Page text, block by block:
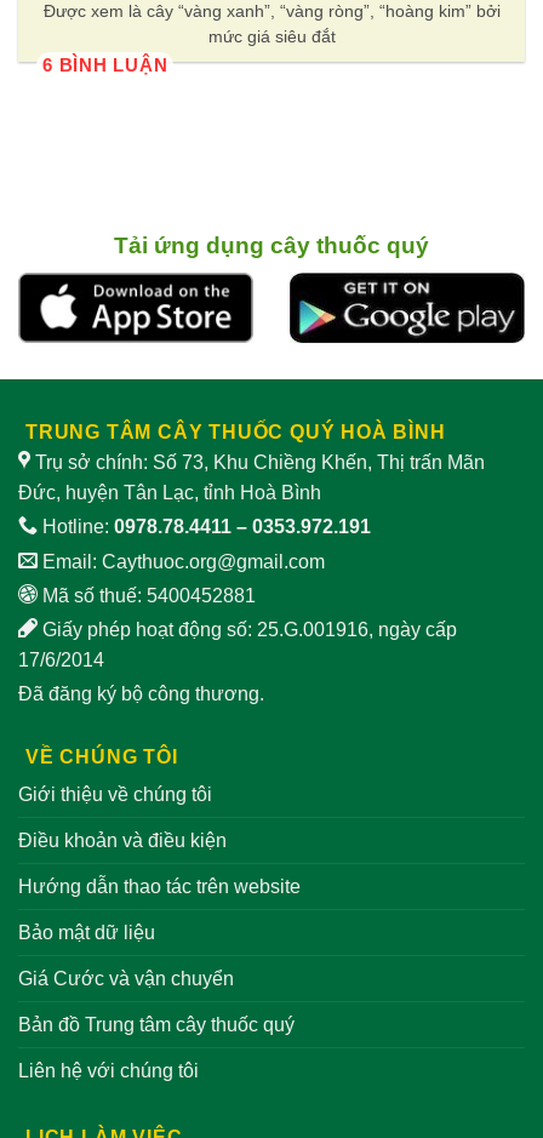
Được xem là cây “vàng xanh”, “vàng ròng”, “hoàng kim” bởi
mức giá siêu đắt
6 BÌNH LUẬN
Tải ứng dụng cây thuốc quý
TRUNG TÂM CÂY THUỐC QUÝ HOÀ BÌNH
Trụ sở chính: Số 73, Khu Chiềng Khến, Thị trấn Mãn
Đức, huyện Tân Lạc, tỉnh Hoà Bình
Hotline: 0978.78.4411 – 0353.972.191
Email: Caythuoc.org@gmail.com
Mã số thuế: 5400452881
Giấy phép hoạt động số: 25.G.001916, ngày cấp
17/6/2014
Đã đăng ký bộ công thương.
VỀ CHÚNG TÔI
Giới thiệu về chúng tôi
Điều khoản và điều kiện
Hướng dẫn thao tác trên website
Bảo mật dữ liệu
Giá Cước và vận chuyển
Bản đồ Trung tâm cây thuốc quý
Liên hệ với chúng tôi